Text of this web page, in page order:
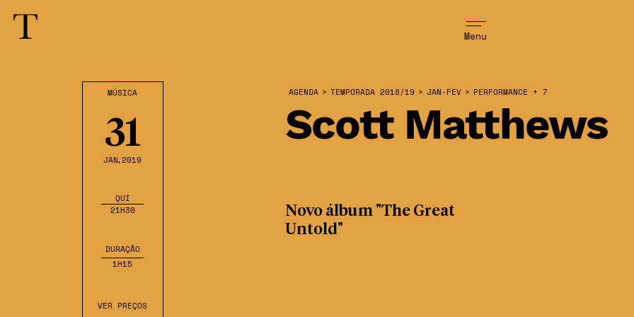
Menu
Scott Matthews
MÚSICA
31
JAN,2019
QUI
21H30
DURAÇÃO
1H15
VER PREÇOS
AGENDA > TEMPORADA 2018/19 > JAN-FEV > PERFORMANCE + 7
Novo álbum "The Great
Untold"